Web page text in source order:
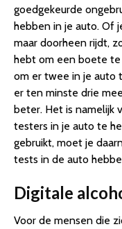
goedgekeurde
hebben in je auto. Of
maar doorheen rijdt,
hebt om een boete
om er twee in je auto
er ten minste drie
beter. Het is namelijk
testers in je auto te
gebruikt, moet je
tests in de auto
Digitale
Voor de mensen die